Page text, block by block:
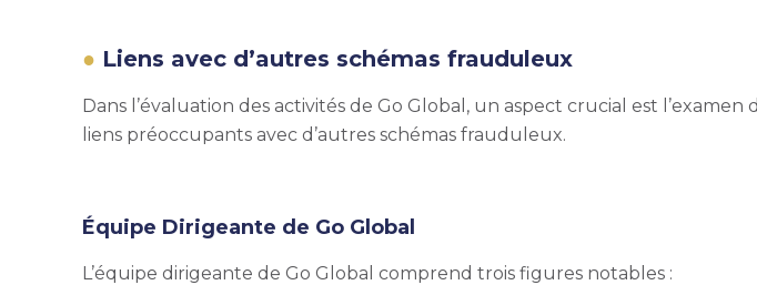
Liens avec d’autres schémas frauduleux
Dans l’évaluation des activités de Go Global, un aspect crucial est
liens préoccupants avec d’autres schémas frauduleux.
Équipe Dirigeante de Go Global
L’équipe dirigeante de Go Global comprend trois figures notables :